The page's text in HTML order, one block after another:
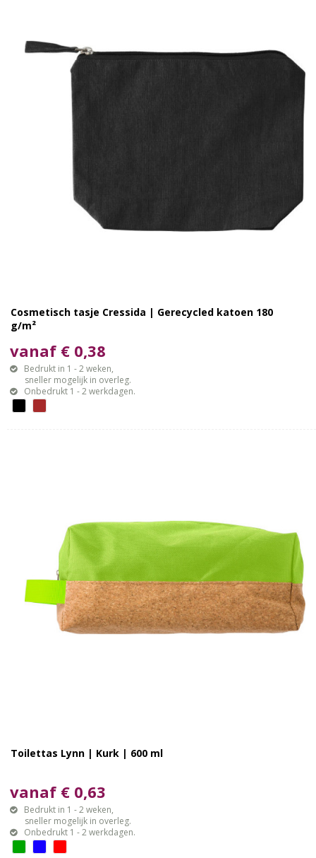
Cosmetisch tasje Cressida | Gerecycled katoen 180
g/m²
vanaf € 0,38
Bedrukt in 1 - 2 weken,
sneller mogelijk in overleg.
Onbedrukt 1 - 2 werkdagen.
Toilettas Lynn | Kurk | 600 ml
vanaf € 0,63
Bedrukt in 1 - 2 weken,
sneller mogelijk in overleg.
Onbedrukt 1 - 2 werkdagen.